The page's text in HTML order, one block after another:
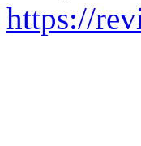
https://